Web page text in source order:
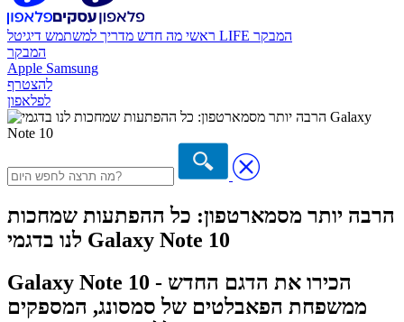
ראשי מה חדש מדריך למשתמש דיגיטל LIFE המבקר
המבקר
Apple Samsung
להצטרף
לפלאפון
הרבה יותר מסמארטפון: כל ההפתעות שמחכות
לנו בדגמי Galaxy Note 10
Galaxy Note 10 - הכירו את הדגם החדש
ממשפחת הפאבלטים של סמסונג, המספקים